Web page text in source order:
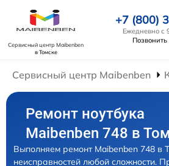
Сервисный центр Maibenben
в Томске
+7 (800)
Ежедневно с
Позвонить
Сервисный центр Maibenben
Ремонт ноутбука
Maibenben 748 в
Выполняем ремонт Maibenben 748 в
неисправностей любой сложности.